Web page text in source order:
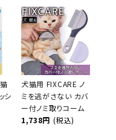
シ
犬猫用 FIXCARE ノ
ミを逃がさない カバ
ー付ノミ取りコーム
1,738円 (税込)